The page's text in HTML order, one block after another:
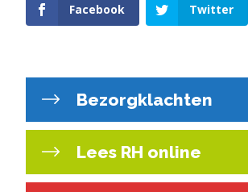
Facebook Twitter
Bezorgklachten
Lees RH online